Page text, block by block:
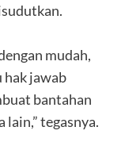
mudah,
jawab
bantahan
tegasnya.